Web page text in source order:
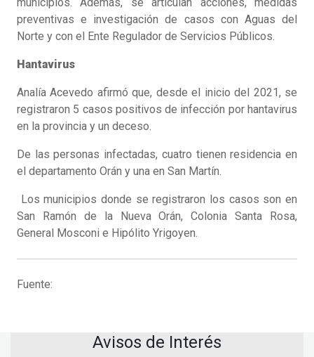
preventivas e investigación de casos con Aguas del
Norte y con el Ente Regulador de Servicios Públicos.
Hantavirus
Analía Acevedo afirmó que, desde el inicio del 2021, se
registraron 5 casos positivos de infección por hantavirus
en la provincia y un deceso.
De las personas infectadas, cuatro tienen residencia en
el departamento Orán y una en San Martín.
Los municipios donde se registraron los casos son en
San Ramón de la Nueva Orán, Colonia Santa Rosa,
General Mosconi e Hipólito Yrigoyen.
Fuente:
Avisos de Interés